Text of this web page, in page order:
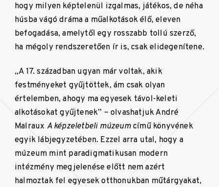
hogy milyen képtelenül izgalmas, játékos, de néha
húsba vágó dráma a műalkotások élő, eleven
befogadása, amelytől egy rosszabb tollú szerző,
ha mégoly rendszeretően ír is, csak elidegenítene.
„A 17. században ugyan már voltak, akik
festményeket gyűjtöttek, ám csak olyan
értelemben, ahogy ma egyesek távol-keleti
alkotásokat gyűjtenek” – olvashatjuk André
Malraux A képzeletbeli múzeumcímű könyvének
egyik lábjegyzetében. Ezzel arra utal, hogy a
múzeum mint paradigmatikusan modern
intézmény megjelenése előtt nem azért
halmoztak fel egyesek otthonukban műtárgyakat,